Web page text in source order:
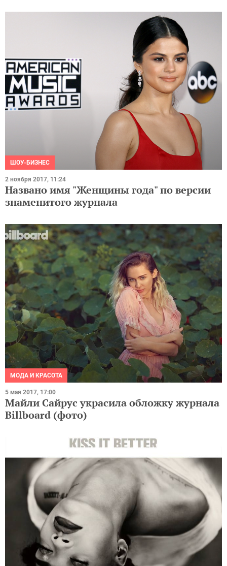
ШОУ-БИЗНЕС
2 ноября 2017, 11:24
Названо имя "Женщины года" по версии
знаменитого журнала
МОДА И КРАСОТА
5 мая 2017, 17:00
Майли Сайрус украсила обложку журнала
Billboard (фото)